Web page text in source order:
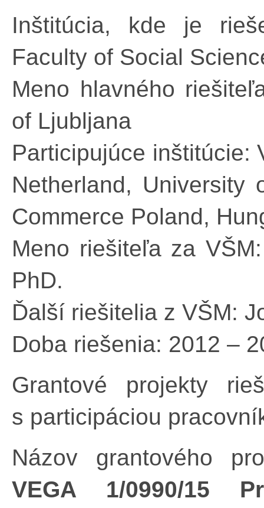
Inštitúcia, kde je
Faculty of Social
Meno hlavného
of Ljubljana
Participujúce inštitúcie:
Netherland, University
Commerce Poland,
Meno riešiteľa za
PhD.
Ďalší riešitelia z VŠM:
Doba riešenia: 2012 –
Grantové projekty
s participáciou
Názov grantového
VEGA 1/0990/15